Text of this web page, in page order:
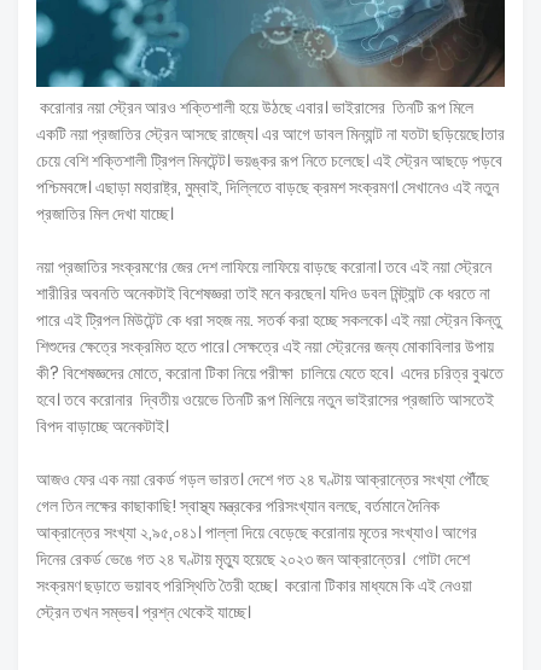
করোনার নয়া স্ট্রেন আরও শক্তিশালী হয়ে উঠছে এবার। ভাইরাসের তিনটি রূপ মিলে
একটি নয়া প্রজাতির স্ট্রেন আসছে রাজ্যে। এর আগে ডাবল মিন্যান্ট না যতটা ছড়িয়েছে।তার
চেয়ে বেশি শক্তিশালী ট্রিপল মিনটেন্ট। ভয়ঙ্কর রূপ নিতে চলেছে। এই স্ট্রেন আছড়ে পড়বে
পশ্চিমবঙ্গে। এছাড়া মহারাষ্ট্র, মুম্বাই, দিল্লিতে বাড়ছে ক্রমশ সংক্রমণ। সেখানেও এই নতুন
প্রজাতির মিল দেখা যাচ্ছে।
নয়া প্রজাতির সংক্রমণের জের দেশ লাফিয়ে লাফিয়ে বাড়ছে করোনা। তবে এই নয়া স্ট্রেনে
শারীরির অবনতি অনেকটাই বিশেষজ্ঞরা তাই মনে করছেন। যদিও ডবল মিন্ট্যান্ট কে ধরতে না
পারে এই ট্রিপল মিউটেন্ট কে ধরা সহজ নয়. সতর্ক করা হচ্ছে সকলকে। এই নয়া স্ট্রেন কিন্তু
শিশুদের ক্ষেত্রে সংক্রমিত হতে পারে। সেক্ষত্রে এই নয়া স্ট্রেনের জন্য মোকাবিলার উপায়
কী? বিশেষজ্ঞদের মোতে, করোনা টিকা নিয়ে পরীক্ষা চালিয়ে যেতে হবে। এদের চরিত্র বুঝতে
হবে। তবে করোনার দ্বিতীয় ওয়েভে তিনটি রূপ মিলিয়ে নতুন ভাইরাসের প্রজাতি আসতেই
বিপদ বাড়াচ্ছে অনেকটাই।
আজও ফের এক নয়া রেকর্ড গড়ল ভারত। দেশে গত ২৪ ঘণ্টায় আক্রান্তের সংখ্যা পৌঁছে
গেল তিন লক্ষের কাছাকাছি! স্বাস্থ্য মন্ত্রকের পরিসংখ্যান বলছে, বর্তমানে দৈনিক
আক্রান্তের সংখ্যা ২,৯৫,০৪১। পাল্লা দিয়ে বেড়েছে করোনায় মৃতের সংখ্যাও। আগের
দিনের রেকর্ড ভেঙে গত ২৪ ঘণ্টায় মৃত্যু হয়েছে ২০২৩ জন আক্রান্তের। গোটা দেশে
সংক্রমণ ছড়াতে ভয়াবহ পরিস্থিতি তৈরী হচ্ছে। করোনা টিকার মাধ্যমে কি এই নেওয়া
স্ট্রেন তখন সম্ভব। প্রশ্ন থেকেই যাচ্ছে।